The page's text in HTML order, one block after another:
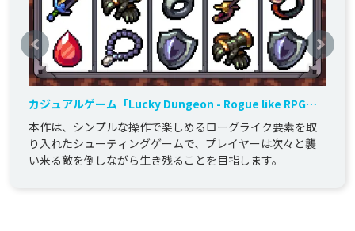
カジュアルゲーム「Lucky Dungeon - Rogue like RPG」
の開発を担当しました。
本作は、シンプルな操作で楽しめるローグライク要素を取
り入れたシューティングゲームで、プレイヤーは次々と襲
い来る敵を倒しながら生き残ることを目指します。